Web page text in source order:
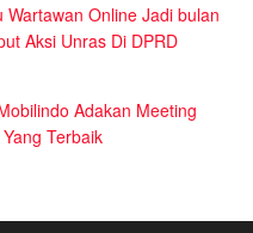
Wartawan Online Jadi bulan
Aksi Unras Di DPRD
Adakan Meeting
Terbaik